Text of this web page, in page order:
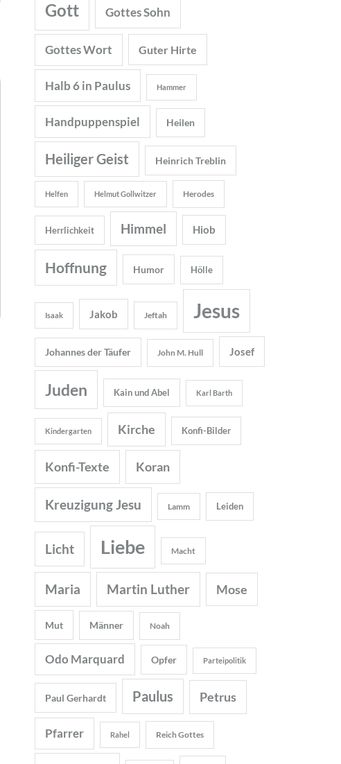
Gott Gottes Sohn
Gottes Wort Guter Hirte
Halb 6 in Paulus Hammer
Handpuppenspiel Heilen
Heiliger Geist Heinrich Treblin
Helfen Helmut Gollwitzer Herodes
Herrlichkeit Himmel Hiob
Hoffnung Humor Hölle
Isaak Jakob Jeftah Jesus
Johannes der Täufer John M. Hull Josef
Juden Kain und Abel Karl Barth
Kindergarten Kirche Konfi-Bilder
Konfi-Texte Koran
Kreuzigung Jesu Lamm Leiden
Licht Liebe Macht
Maria Martin Luther Mose
Mut Männer Noah
Odo Marquard Opfer Parteipolitik
Paul Gerhardt Paulus Petrus
Pfarrer Rahel Reich Gottes